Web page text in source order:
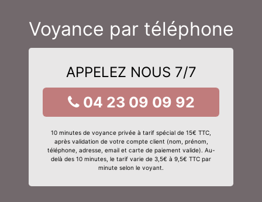
Voyance par téléphone
APPELEZ NOUS 7/7
04 23 09 09 92
10 minutes de voyance privée à tarif spécial de 15€ TTC,
après validation de votre compte client (nom, prénom,
téléphone, adresse, email et carte de paiement valide). Au-
delà des 10 minutes, le tarif varie de 3,5€ à 9,5€ TTC par
minute selon le voyant.